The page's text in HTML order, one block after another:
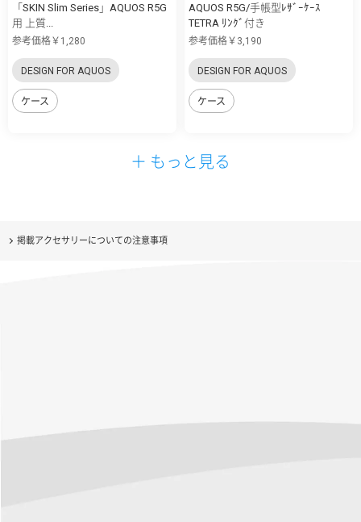
「SKIN Slim Series」AQUOS R5G
用 上質...
参考価格￥1,280
DESIGN FOR AQUOS
ケース
AQUOS R5G/手帳型ﾚｻﾞｰｹｰｽ
TETRA ﾘﾝｸﾞ付き
参考価格￥3,190
DESIGN FOR AQUOS
ケース
＋ もっと見る
掲載アクセサリーについての注意事項